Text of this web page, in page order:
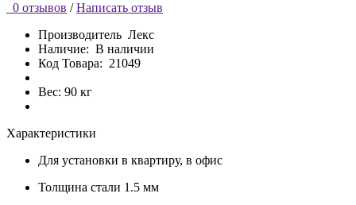
0 отзывов / Написать отзыв
Производитель Лекс
Наличие: В наличии
Код Товара: 21049
Вес: 90 кг
Характеристики
Для установки в квартиру, в офис
Толщина стали 1.5 мм